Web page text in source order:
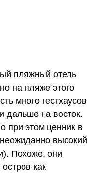
пляжный отель
на пляже этого
много гестхаусов
дальше на восток.
при этом ценник в
неожиданно высокий
Похоже, они
как